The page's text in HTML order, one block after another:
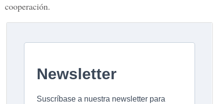
cooperación.